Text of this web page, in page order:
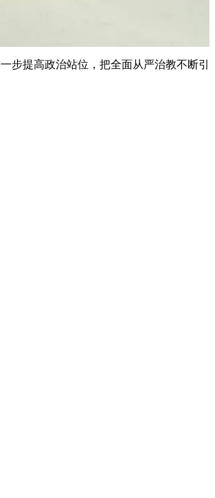
步提高政治站位，把全面从严治教不断引